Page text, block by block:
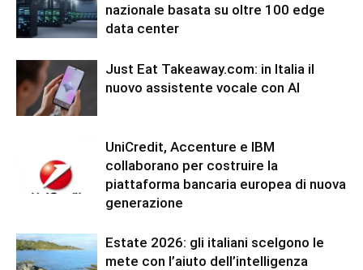
nazionale basata su oltre 100 edge
data center
Just Eat Takeaway.com: in Italia il
nuovo assistente vocale con AI
UniCredit, Accenture e IBM
collaborano per costruire la
piattaforma bancaria europea di nuova
generazione
Estate 2026: gli italiani scelgono le
mete con l’aiuto dell’intelligenza